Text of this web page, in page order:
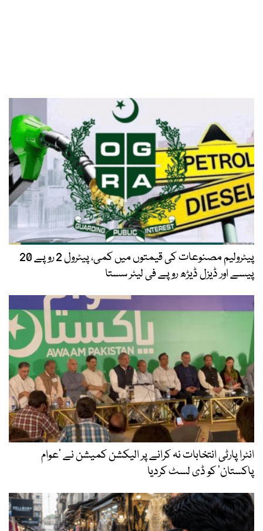
پیٹرولیم مصنوعات کی قیمتوں میں کمی، پیٹرول 2 روپے 20
پیسے اور ڈیزل ڈیڑھ روپے فی لیٹر سستا
انٹرا پارٹی انتخابات نہ کرانے پر الیکشن کمیشن نے ’عوام
پاکستان‘ کو ڈی لسٹ کردیا